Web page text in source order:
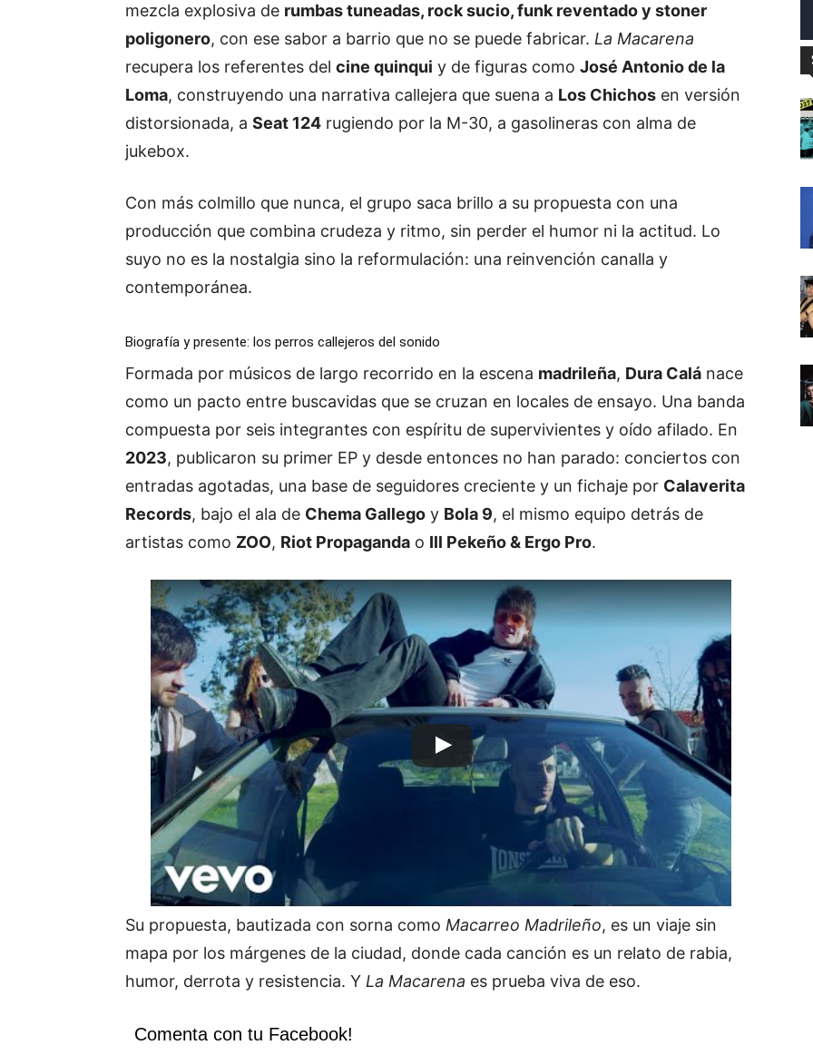
mezcla explosiva de rumbas tuneadas, rock sucio, funk reventado y stoner
poligonero, con ese sabor a barrio que no se puede fabricar. La Macarena
recupera los referentes del cine quinqui y de figuras como José Antonio de la
Loma, construyendo una narrativa callejera que suena a Los Chichos en versión
distorsionada, a Seat 124 rugiendo por la M-30, a gasolineras con alma de
jukebox.
Con más colmillo que nunca, el grupo saca brillo a su propuesta con una
producción que combina crudeza y ritmo, sin perder el humor ni la actitud. Lo
suyo no es la nostalgia sino la reformulación: una reinvención canalla y
contemporánea.
Biografía y presente: los perros callejeros del sonido
Formada por músicos de largo recorrido en la escena madrileña, Dura Calá nace
como un pacto entre buscavidas que se cruzan en locales de ensayo. Una banda
compuesta por seis integrantes con espíritu de supervivientes y oído afilado. En
2023, publicaron su primer EP y desde entonces no han parado: conciertos con
entradas agotadas, una base de seguidores creciente y un fichaje por Calaverita
Records, bajo el ala de Chema Gallego y Bola 9, el mismo equipo detrás de
artistas como ZOO, Riot Propaganda o Ill Pekeño & Ergo Pro.
Su propuesta, bautizada con sorna como Macarreo Madrileño, es un viaje sin
mapa por los márgenes de la ciudad, donde cada canción es un relato de rabia,
humor, derrota y resistencia. Y La Macarena es prueba viva de eso.
Comenta con tu Facebook!